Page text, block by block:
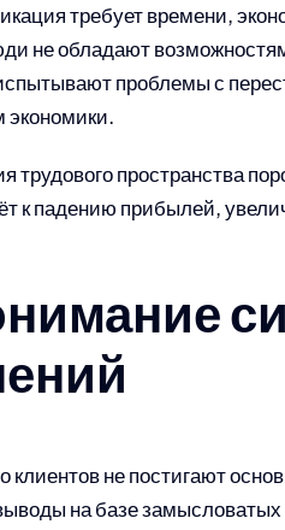
требует времени,
не обладают
проблемы с
экономики.
трудового пространства
к падению прибылей,
клиентов не постигают
на базе